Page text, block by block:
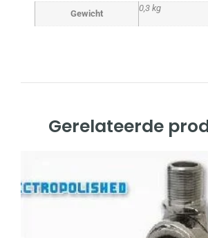
Gewicht
0,3 kg
Gerelateerde